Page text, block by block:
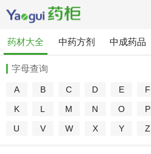
药材大全 中药方剂 中成药品
字母查询
A B C D E F
K
L M N O P
U
V W X Y Z